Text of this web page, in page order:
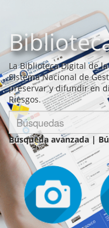
La Biblioteca Digital de
Sistema Nacional de
preservar y difundir en
Riesgos.
Búsqueda avanzada |